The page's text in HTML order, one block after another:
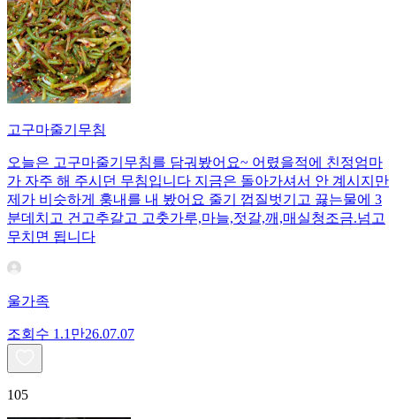
고구마줄기무침
오늘은 고구마줄기무침를 담궈봤어요~ 어렸을적에 친정엄마
가 자주 해 주시던 무침입니다 지금은 돌아가셔서 안 계시지만
제가 비슷하게 훙내를 내 봤어요 줄기 껍질벗기고 끓는물에 3
분데치고 건고추갈고 고춧가루,마늘,젓갈,깨,매실청조금.넘고
무치면 됩니다
울가족
조회수 1.1만26.07.07
105